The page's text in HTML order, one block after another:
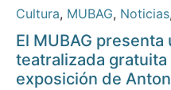
Cultura, MUBAG, Noticias,
El MUBAG
teatralizada gratuita
exposición de